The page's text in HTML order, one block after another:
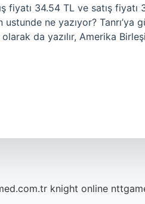
34.54 TL ve satış fiyatı
ne yazıyor? Tanrı’ya
olarak da yazılır, Amerika
knight online